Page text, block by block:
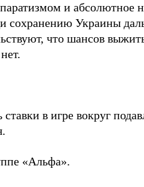
и абсолютное
сохранению Украины
что шансов
в игре вокруг
«Альфа».